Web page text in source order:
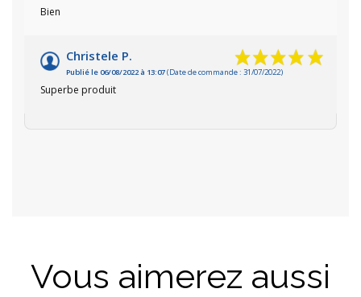
Bien
Christele P.
Publié le 06/08/2022 à 13:07(Date de commande : 31/07/2022)
Superbe produit
Vous aimerez aussi